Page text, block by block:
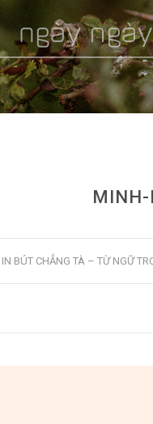
IN BÚT CHẲNG TÀ – TỪ NGỮ